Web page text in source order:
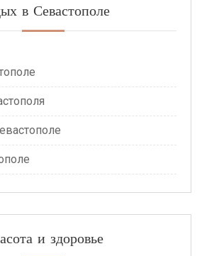
в Севастополе
и здоровье